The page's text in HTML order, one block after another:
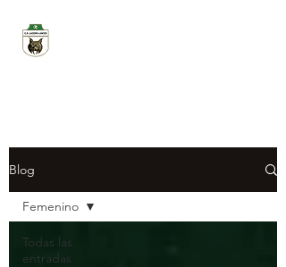
Blog
Todas las
entradas
Femenino